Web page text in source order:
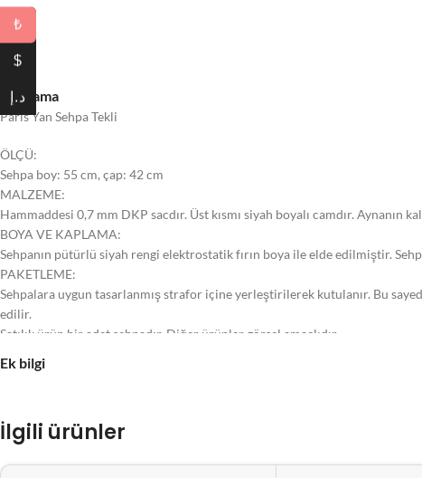
Açıklama
Paris Yan Sehpa Tekli
ÖLÇÜ:
Sehpa boy: 55 cm, çap: 42 cm
MALZEME:
Hammaddesi 0,7 mm DKP sacdır. Üst kısmı siyah boyalı camdır. Aynanın
BOYA VE KAPLAMA:
Sehpanın pütürlü siyah rengi elektrostatik fırın boya ile elde edilmiştir.
PAKETLEME:
Sehpalara uygun tasarlanmış strafor içine yerleştirilerek kutulanır. Bu
edilir.
Satılık ürün bir adet sehpadır. Diğer ürünler görsel amaçlıdır.
Ek bilgi
İlgili ürünler
₺
$
د.إ